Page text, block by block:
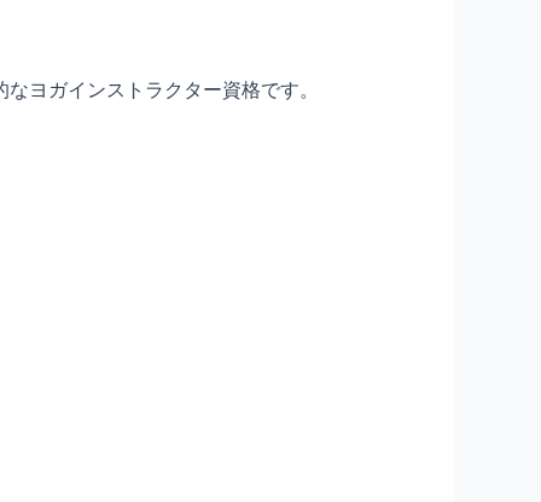
ヨガインストラクター資格です。